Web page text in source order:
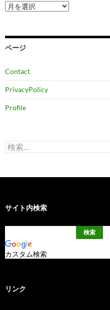
ア
ー
ブ
ページ
Contact
PrivacyPolicy
Profile
検
索:
サイト内検索
カスタム検索
リンク